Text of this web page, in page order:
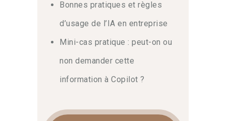
Bonnes pratiques et règles
d’usage de l’IA en entreprise
Mini-cas pratique : peut-on ou
non demander cette
information à Copilot ?